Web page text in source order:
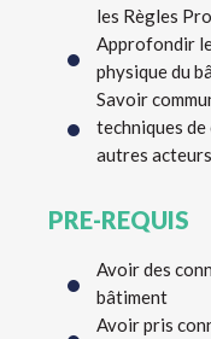
les Règles
Approfondir
physique du
Savoir
techniques
autres
PRE-REQUIS
Avoir des
bâtiment
Avoir pris